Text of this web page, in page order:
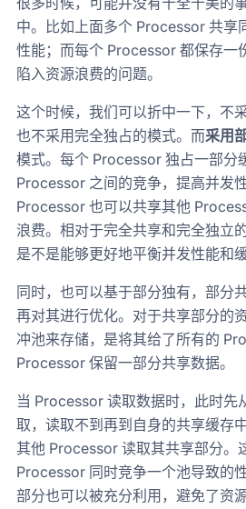
中。比如上面多个 Processor 共享
性能；而每个 Processor 都保存一
陷入资源浪费的问题。
这个时候，我们可以折中一下，不
也不采用完全独占的模式。而采用
模式。每个 Processor 独占一部分
Processor 之间的竞争，提高并发
Processor 也可以共享其他
浪费。相对于完全共享和完全独立
是不是能够更好地平衡并发性能和
同时，也可以基于部分独有，部分
再对其进行优化。对于共享部分的
冲池来存储，是将其给了所有的
Processor 保留一部分共享数据。
当 Processor 读取数据时，此时先
取，读取不到再到自身的共享缓存
其他 Processor 读取其共享部分。
Processor 同时竞争一个池导致的
部分也可以被充分利用，避免了资源